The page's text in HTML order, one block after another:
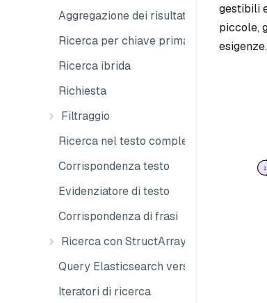
Aggregazione dei risultati di ricerca
Ricerca per chiave primaria
Ricerca ibrida
Richiesta
Filtraggio
Ricerca nel testo completo
Corrispondenza testo
Evidenziatore di testo
Corrispondenza di frasi
Ricerca con StructArray
Query Elasticsearch verso Milvus
Iteratori di ricerca
gestibili
piccole,
esigenze.